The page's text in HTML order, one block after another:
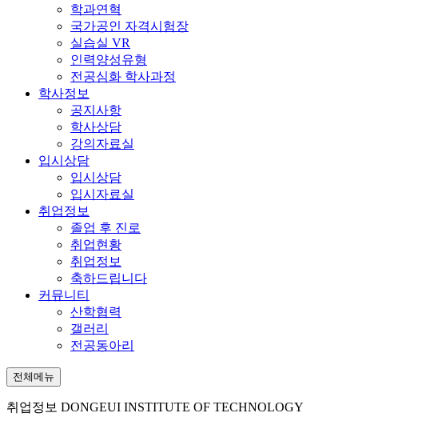
학과연혁
국가공인 자격시험장
실습실 VR
인력양성유형
전공심화 학사과정
학사정보
공지사항
학사상담
강의자료실
입시상담
입시상담
입시자료실
취업정보
졸업 후 진로
취업현황
취업정보
축하드립니다
커뮤니티
산학협력
갤러리
전공동아리
전체메뉴
취업정보 DONGEUI INSTITUTE OF TECHNOLOGY